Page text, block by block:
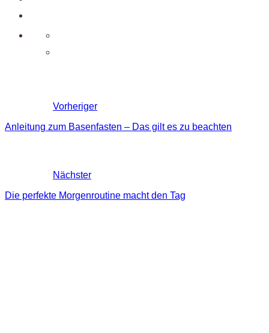
Vorheriger
Anleitung zum Basenfasten – Das gilt es zu beachten
Nächster
Die perfekte Morgenroutine macht den Tag